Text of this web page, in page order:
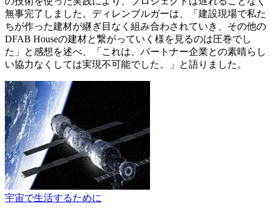
無事完了しました。ディレンブルガーは、「建設現場で私た
ちが作った建材が継ぎ目なく組み合わされていき、その他の
DFAB Houseの建材と繋がっていく様を見るのは圧巻でし
た」と感想を述べ、「これは、パートナー企業との素晴らし
い協力なくしては実現不可能でした。」と語りました。
宇宙で生活するために